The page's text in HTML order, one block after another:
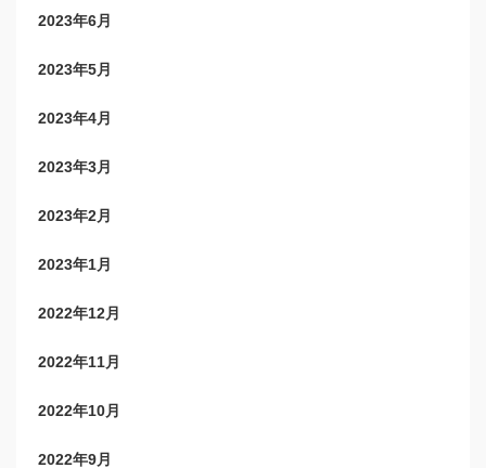
2023年6月
2023年5月
2023年4月
2023年3月
2023年2月
2023年1月
2022年12月
2022年11月
2022年10月
2022年9月